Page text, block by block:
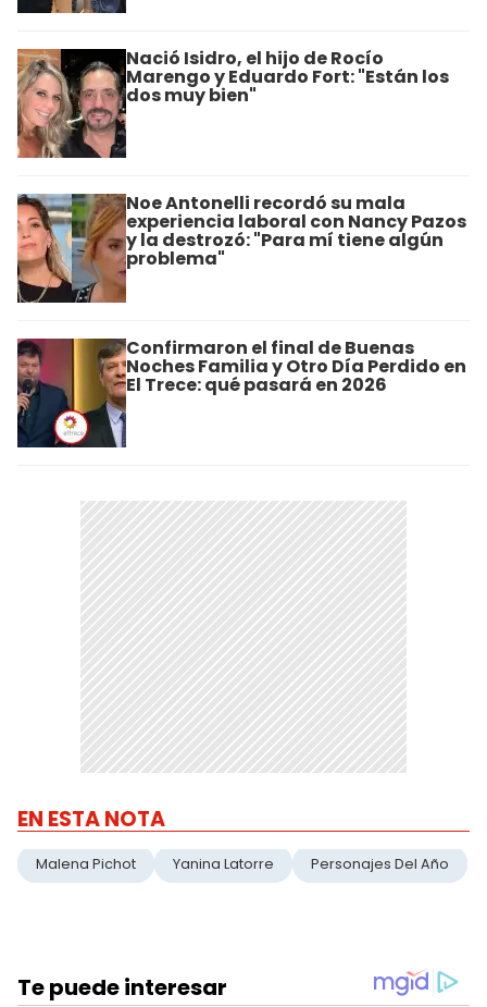
Nació Isidro, el hijo de Rocío
Marengo y Eduardo Fort: "Están los
dos muy bien"
Noe Antonelli recordó su mala
experiencia laboral con Nancy Pazos
y la destrozó: "Para mí tiene algún
problema"
Confirmaron el final de Buenas
Noches Familia y Otro Día Perdido en
El Trece: qué pasará en 2026
EN ESTA NOTA
Malena Pichot Yanina Latorre Personajes Del Año